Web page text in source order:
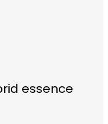
essence